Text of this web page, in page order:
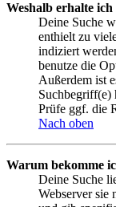
Weshalb erhalte ich
Deine Suche
enthielt zu
indiziert
benutze die
Außerdem ist
Suchbegriff(e)
Prüfe ggf. die
Nach oben
Warum bekomme
Deine Suche
Webserver sie